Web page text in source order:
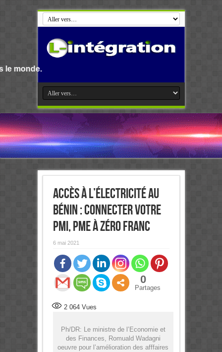
Accès à l’électricité au
Bénin : Connecter votre
PMI, PME à zéro franc
6 mai 2021
0
Partages
2 064Vues
Ph/DR: Le ministre de l’Economie et
des Finances, Romuald Wadagni
oeuvre pour l’amélioration des afffaires